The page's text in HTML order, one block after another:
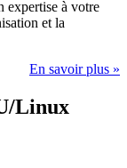
expertise à votre
et la
En savoir plus »
Linux